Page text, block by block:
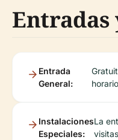
Entradas
Entrada
General:
Instalaciones
Especiales:
La